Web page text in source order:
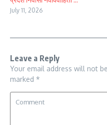
July 11, 2026
Leave a Reply
Your email address will not
marked *